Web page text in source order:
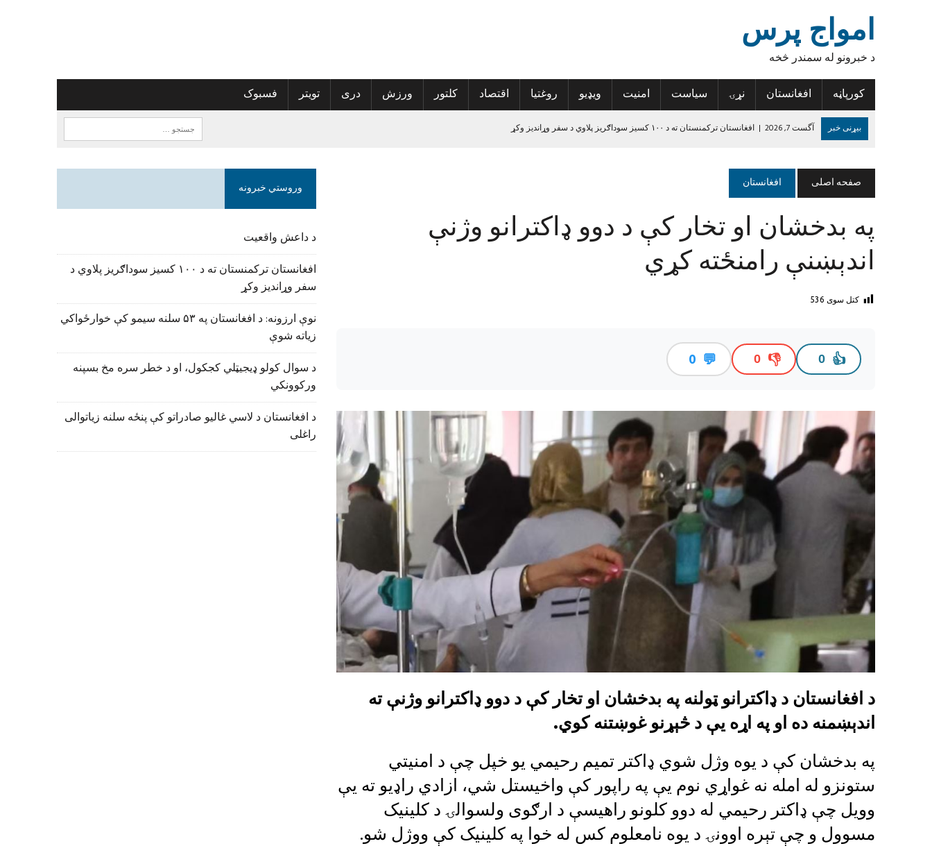
امواج پرس
د خبرونو له سمندر څخه
کورپاڼه
افغانستان نړۍ سیاست امنیت ویډیو روغتیا اقتصاد کلتور ورزش دری تویتر فسبوک
بیړنی خبر آگست 7, 2026 | افغانستان ترکمنستان ته د ۱۰۰ کسیز سوداګریز پلاوي د سفر وړاندیز وکړ
د سوال کولو ډیجیټلي کجکول، او د خطر سره مخ بسپنه ورکوونکي
آگست 6, 2026
| د افغانستان د لاسي غالیو صادراتو کې پنځه سلنه زیاتوالی راغلی
د روغتیا نړۍوال سازمان: د پولیو د مخنیوي هڅې دې پراخې شي
جون 14, 2024
د داعش واقعیت
صفحه اصلی افغانستان
په بدخشان او تخار کې د دوو ډاکترانو وژنې
اندېښنې رامنځته کړي
کتل سوی 536
👍
0
👎
0
💬
0
د افغانستان د ډاکترانو ټولنه په بدخشان او تخار کې د دوو ډاکترانو وژنې ته
اندېښمنه ده او په اړه یې د څېړنو غوښتنه کوي.
په بدخشان کې د یوه وژل شوي ډاکتر تمیم رحیمي یو خپل چې د امنیتي
ستونزو له امله نه غواړي نوم یې په راپور کې واخیستل شي، ازادي راډيو ته یې
وویل چې ډاکتر رحیمي له دوو کلونو راهیسې د ارګوی ولسوالۍ د کلینیک
مسوول و چې تېره اوونۍ د یوه نامعلوم کس له خوا په کلینیک کې ووژل شو.
وروستي خبرونه
د داعش واقعیت
افغانستان ترکمنستان ته د ۱۰۰ کسیز سوداګریز پلاوي د
سفر وړاندیز وکړ
نوې ارزونه: د افغانستان په ۵۳ سلنه سیمو کې خوارځواکي
زیاته شوې
د سوال کولو ډیجیټلي کجکول، او د خطر سره مخ بسپنه
ورکوونکي
د افغانستان د لاسي غالیو صادراتو کې پنځه سلنه زیاتوالی
راغلی